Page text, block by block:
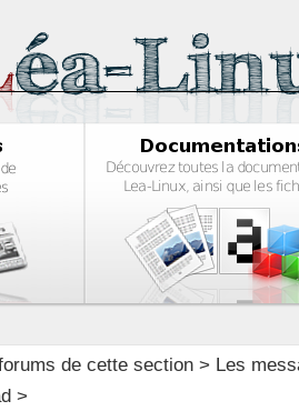
de cette section> Les
>